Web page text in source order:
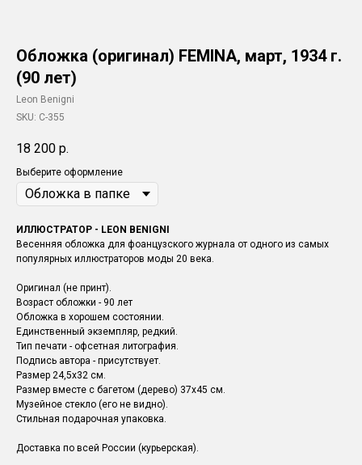
Обложка (оригинал) FEMINA, март, 1934 г.
(90 лет)
Leon Benigni
SKU: C-355
18 200 р.
Выберите оформление
ИЛЛЮСТРАТОР - LEON BENIGNI
Весенняя обложка для фоанцузского журнала от одного из самых
популярных иллюстраторов моды 20 века.
Оригинал (не принт).
Возраст обложки - 90 лет
Обложка в хорошем состоянии.
Единственный экземпляр, редкий.
Тип печати - офсетная литография.
Подпись автора - присутствует.
Размер 24,5х32 см.
Размер вместе с багетом (дерево) 37х45 см.
Музейное стекло (его не видно).
Стильная подарочная упаковка.
Доставка по всей России (курьерская).